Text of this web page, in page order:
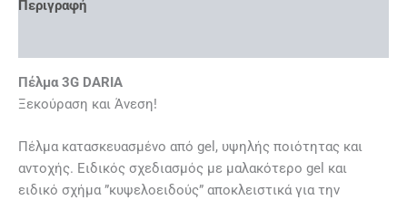
Περιγραφή
Πέλμα 3G DARIA
Ξεκούραση και Άνεση!
Πέλμα κατασκευασμένο από gel, υψηλής ποιότητας και
αντοχής. Ειδικός σχεδιασμός με μαλακότερο gel και
ειδικό σχήμα ”κυψελοειδούς” αποκλειστικά για την